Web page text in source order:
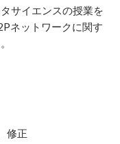
サイエンスの授業を
ネットワークに関す
修正